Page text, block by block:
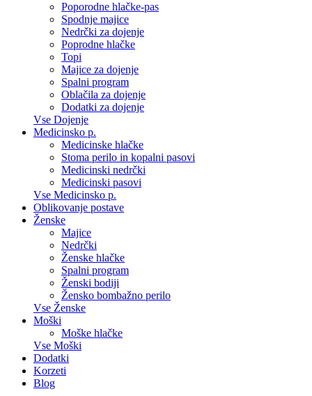
Poporodne hlačke-pas
Spodnje majice
Nedrčki za dojenje
Poprodne hlačke
Topi
Majice za dojenje
Spalni program
Oblačila za dojenje
Dodatki za dojenje
Vse Dojenje
Medicinsko p.
Medicinske hlačke
Stoma perilo in kopalni pasovi
Medicinski nedrčki
Medicinski pasovi
Vse Medicinsko p.
Oblikovanje postave
Ženske
Majice
Nedrčki
Ženske hlačke
Spalni program
Ženski bodiji
Žensko bombažno perilo
Vse Ženske
Moški
Moške hlačke
Vse Moški
Dodatki
Korzeti
Blog